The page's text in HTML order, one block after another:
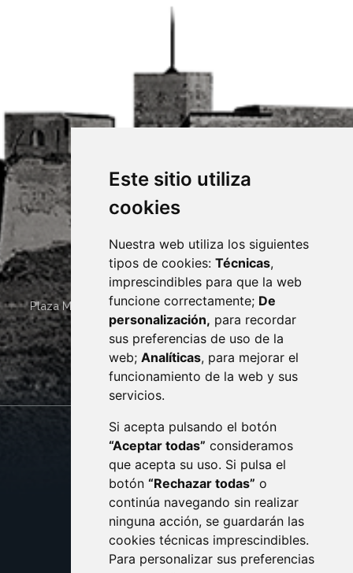
Este sitio utiliza
cookies
Nuestra web utiliza los siguientes
tipos de cookies: Técnicas,
imprescindibles para que la web
funcione correctamente; De
personalización, para recordar
sus preferencias de uso de la
web; Analíticas, para mejorar el
funcionamiento de la web y sus
servicios.
Si acepta pulsando el botón
“Aceptar todas” consideramos
que acepta su uso. Si pulsa el
botón “Rechazar todas” o
continúa navegando sin realizar
ninguna acción, se guardarán las
cookies técnicas imprescindibles.
Para personalizar sus preferencias
Plaza Mayor 4 22400 MONZÓN - ARAGÓN (ESPAÑA)
· (34) 974 400 700 ·
sac@monzon.es
monzon.es
CONTACTO
AVISO LEGAL
PROTECCIÓN DE DATOS
POLÍTICA DE COOKIES
ACCESIBILIDAD
ENLACE EXTERNO AL